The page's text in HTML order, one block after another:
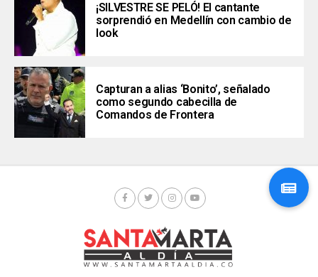
¡SILVESTRE SE PELÓ! El cantante
sorprendió en Medellín con cambio de
look
Capturan a alias ‘Bonito’, señalado
como segundo cabecilla de
Comandos de Frontera